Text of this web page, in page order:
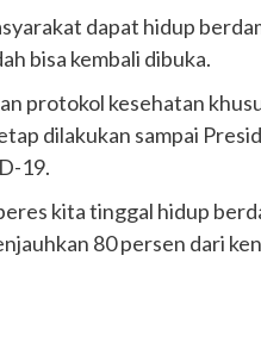
dapat hidup
bisa kembali dibuka.
protokol kesehatan
dilakukan sampai
19.
kita tinggal hidup
80 persen dari